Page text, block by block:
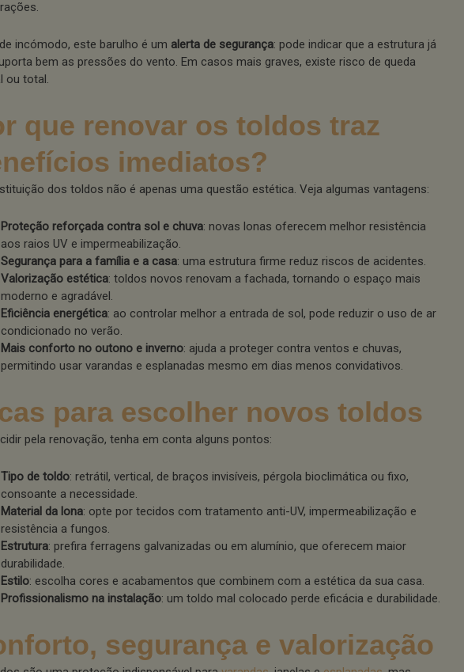
incómodo, este barulho é um alerta de segurança: pode indicar que a estrutura já
bem as pressões do vento. Em casos mais graves, existe risco de queda
ou total.
que renovar os toldos traz
imediatos?
dos toldos não é apenas uma questão estética. Veja algumas vantagens:
Proteção reforçada contra sol e chuva: novas lonas oferecem melhor resistência
aos raios UV e impermeabilização.
Segurança para a família e a casa: uma estrutura firme reduz riscos de acidentes.
Valorização estética: toldos novos renovam a fachada, tornando o espaço mais
moderno e agradável.
Eficiência energética: ao controlar melhor a entrada de sol, pode reduzir o uso de ar
condicionado no verão.
Mais conforto no outono e inverno: ajuda a proteger contra ventos e chuvas,
permitindo usar varandas e esplanadas mesmo em dias menos convidativos.
para escolher novos toldos
pela renovação, tenha em conta alguns pontos:
Tipo de toldo: retrátil, vertical, de braços invisíveis, pérgola bioclimática ou fixo,
consoante a necessidade.
Material da lona: opte por tecidos com tratamento anti-UV, impermeabilização e
resistência a fungos.
Estrutura: prefira ferragens galvanizadas ou em alumínio, que oferecem maior
durabilidade.
Estilo: escolha cores e acabamentos que combinem com a estética da sua casa.
Profissionalismo na instalação: um toldo mal colocado perde eficácia e durabilidade.
segurança e valorização